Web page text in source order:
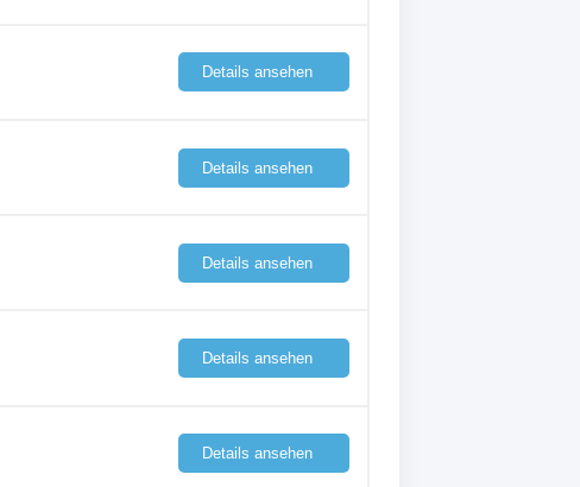
Details ansehen
Details ansehen
Details ansehen
Details ansehen
Details ansehen